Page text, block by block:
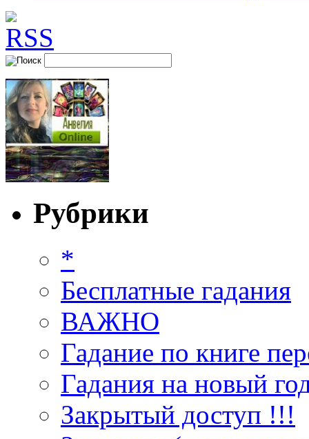
Рубрики
*
Бесплатные гадания
ВАЖНО
Гадание по книге
Гадания на новый
Закрытый доступ !!!